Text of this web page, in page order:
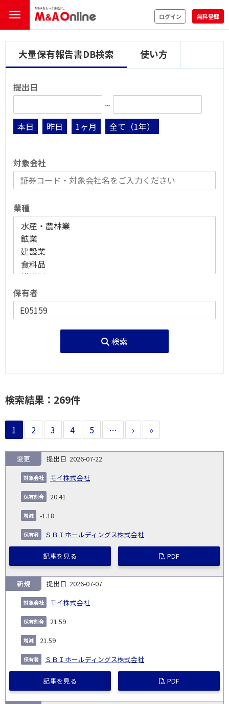
ログイン 無料登録
大量保有報告書DB検索 使い方
提出日
∼
本日
昨日 1ヶ月 全て（1年）
対象会社
業種
保有者
検索
検索結果：269件
1 2 3 4 5 … › »
NO.
告
義
務
発
生
日
提
日
証券
2026-07-22
モイ株式会社
変更
20.41
-1.18
ＳＢＩホールディングス株式会社
記事を見る PDF
2026-07-07
モイ株式会社
新規
21.59
21.59
ＳＢＩホールディングス株式会社
記事を見る PDF